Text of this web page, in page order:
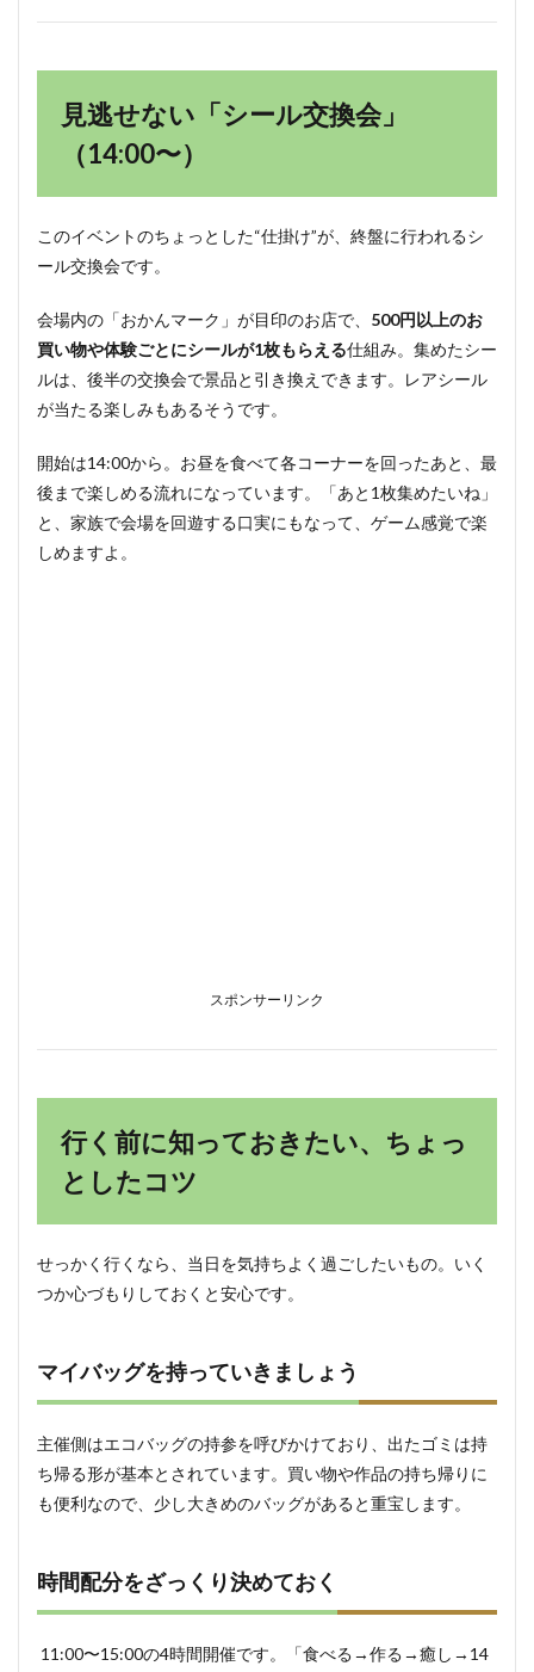
見逃せない「シール交換会」
（14:00〜）
このイベントのちょっとした“仕掛け”が、終盤に行われるシ
ール交換会です。
会場内の「おかんマーク」が目印のお店で、 500円以上のお
買い物や体験ごとにシールが1枚もらえる仕組み。集めたシー
ルは、後半の交換会で景品と引き換えできます。レアシール
が当たる楽しみもあるそうです。
開始は14:00から。お昼を食べて各コーナーを回ったあと、最
後まで楽しめる流れになっています。「あと1枚集めたいね」
と、家族で会場を回遊する口実にもなって、ゲーム感覚で楽
しめますよ。
スポンサーリンク
行く前に知っておきたい、ちょっ
としたコツ
せっかく行くなら、当日を気持ちよく過ごしたいもの。いく
つか心づもりしておくと安心です。
マイバッグを持っていきましょう
主催側はエコバッグの持参を呼びかけており、出たゴミは持
ち帰る形が基本とされています。買い物や作品の持ち帰りに
も便利なので、少し大きめのバッグがあると重宝します。
時間配分をざっくり決めておく
11:00〜15:00の4時間開催です。「食べる→作る→癒し→14